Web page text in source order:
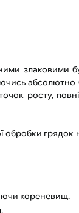
злаковими
росту,
обробки грядок
кореневищ.